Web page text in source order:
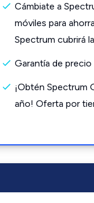
Cámbiate a
móviles para
Spectrum cubrirá
Garantía de
¡Obtén Spectrum
año! Oferta por